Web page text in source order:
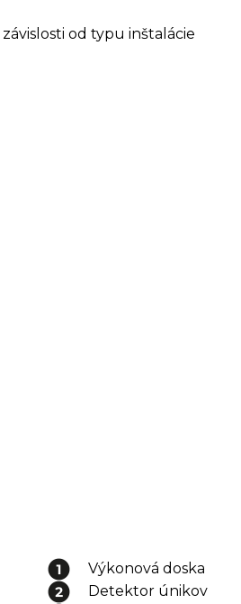
od typu inštalácie
Výkonová doska
Detektor únikov